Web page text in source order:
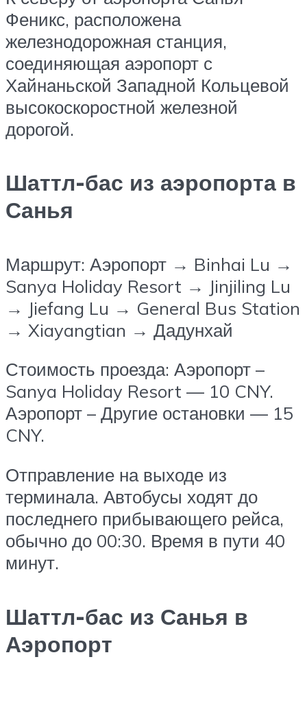
Феникс, расположена
железнодорожная станция,
соединяющая аэропорт с
Хайнаньской Западной Кольцевой
высокоскоростной железной
дорогой.
Шаттл-бас из аэропорта в
Санья
Маршрут: Аэропорт → Binhai Lu →
Sanya Holiday Resort → Jinjiling Lu
→ Jiefang Lu → General Bus Station
→ Xiayangtian → Дадунхай
Стоимость проезда: Аэропорт –
Sanya Holiday Resort — 10 CNY.
Аэропорт – Другие остановки — 15
CNY.
Отправление на выходе из
терминала. Автобусы ходят до
последнего прибывающего рейса,
обычно до 00:30. Время в пути 40
минут.
Шаттл-бас из Санья в
Аэропорт